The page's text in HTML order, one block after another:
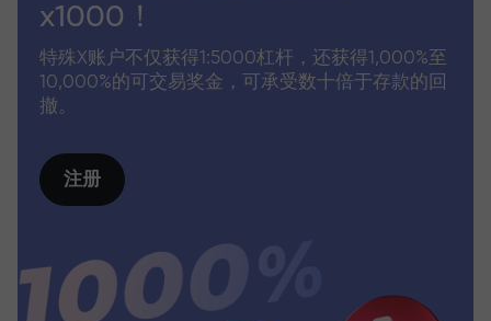
x1000！
特殊X账户不仅获得1:5000杠杆，还获得1,000%至
10,000%的可交易奖金，可承受数十倍于存款的回
撤。
注册